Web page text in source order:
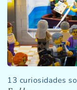
13 curiosidades